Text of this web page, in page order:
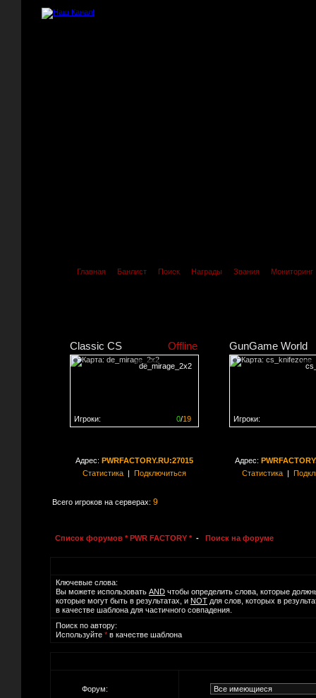
Главная Банлист Поиск Награды Звания Мониторинг
Classic CS Offline
de_mirage_2x2
0/19
Игроки:
GunGame World
Игроки:
Адрес: PWRFACTORY.RU:27015
Статистика| Подключиться
Адрес:
Статистика|
Всего игроков на серверах: 9
Список форумов * PWR FACTORY * - Поиск на форуме
Ключевые слова:
Вы можете использовать AND чтобы определить слова, которые
которые могут быть в результатах, и NOT для слов, которых в
в качестве шаблона для частичного совпадения.
Поиск по автору:
Используйте * в качестве шаблона
Форум: